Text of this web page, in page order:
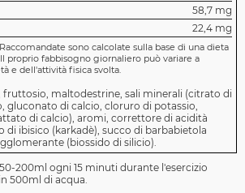
58,7 mg
22,4 mg
sono calcolate sulla base di una dieta
proprio fabbisogno giornaliero può variare a
e dell'attività fisica svolta.
fruttosio, maltodestrine, sali minerali (citrato di
gluconato di calcio, cloruro di potassio,
di calcio), aromi, correttore di acidità
di ibisico (karkadè), succo di barbabietola
(biossido di silicio).
200ml ogni 15 minuti durante l'esercizio
500ml di acqua.